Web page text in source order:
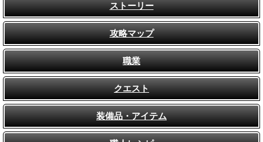
ストーリー
攻略マップ
職業
クエスト
装備品・アイテム